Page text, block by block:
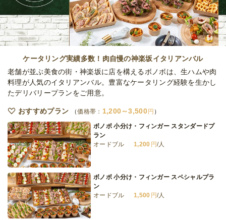
ルポ・沖縄めんそーれデリ
ルポ・クッチーナ デリ
ルポ・リストランテ デリ
全てのプランを見る（13件）
オードブル
ケータリング実績多数！肉自慢の神楽坂イタリアンバル
老舗が並ぶ美食の街・神楽坂に店を構えるボノボは、生ハムや肉
料理が人気のイタリアンバル。豊富なケータリング経験を生かし
たデリバリープランをご用意。
おすすめプラン 価格帯： 1,200～3,500円
ボノボ 小分け・フィンガー スタンダードプ
ラン
オードブル
1,200 円/人
ボノボ 小分け・フィンガー スペシャルプラ
ン
オードブル
1,500 円/人